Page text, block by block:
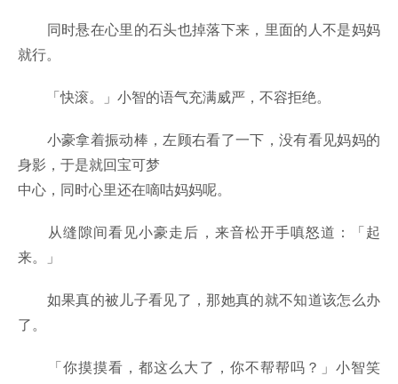
同时悬在心里的石头也掉落下来，里面的人不是妈妈
就行。
「快滚。」小智的语气充满威严，不容拒绝。
小豪拿着振动棒，左顾右看了一下，没有看见妈妈的
身影，于是就回宝可梦
中心，同时心里还在嘀咕妈妈呢。
从缝隙间看见小豪走后，来音松开手嗔怒道：「起
来。」
如果真的被儿子看见了，那她真的就不知道该怎么办
了。
「你摸摸看，都这么大了，你不帮帮吗？」小智笑